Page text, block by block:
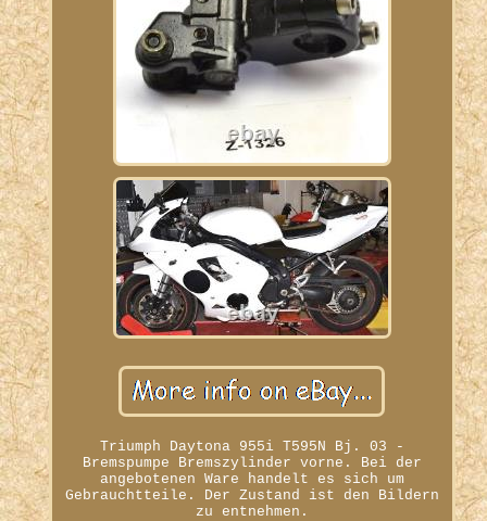
Triumph Daytona 955i T595N Bj. 03 -
Bremspumpe Bremszylinder vorne. Bei der
angebotenen Ware handelt es sich um
Gebrauchtteile. Der Zustand ist den Bildern
zu entnehmen.